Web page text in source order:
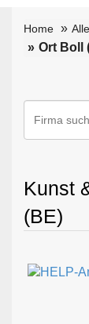
Home
Ort Boll
Kunst
(BE)